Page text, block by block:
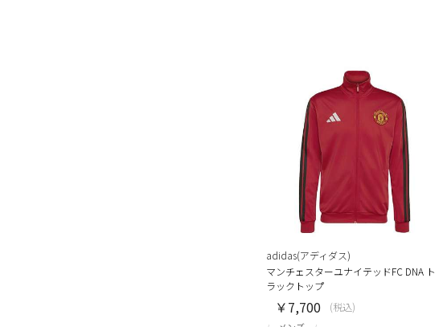
adidas(アディダス)
マンチェスターユナイテッドFC DNA ト
ラックトップ
￥7,700 (税込)